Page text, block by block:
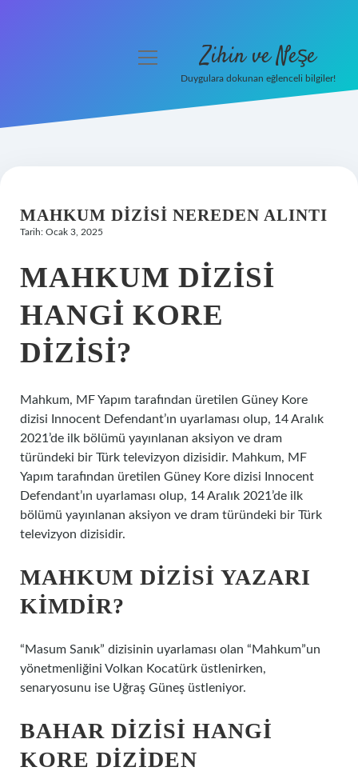
Hakkımızda
menüyü
Zihin ve Neşe
Duygulara dokunan eğlenceli bilgiler!
MAHKUM DIZISI NEREDEN ALINTI
Tarih: Ocak 3, 2025
MAHKUM DIZISI
HANGI KORE
DIZISI?
Mahkum, MF Yapım tarafından üretilen Güney Kore
dizisi Innocent Defendant’ın uyarlaması olup, 14 Aralık
2021’de ilk bölümü yayınlanan aksiyon ve dram
türündeki bir Türk televizyon dizisidir. Mahkum, MF
Yapım tarafından üretilen Güney Kore dizisi Innocent
Defendant’ın uyarlaması olup, 14 Aralık 2021’de ilk
bölümü yayınlanan aksiyon ve dram türündeki bir Türk
televizyon dizisidir.
MAHKUM DIZISI YAZARI
KIMDIR?
“Masum Sanık” dizisinin uyarlaması olan “Mahkum”un
yönetmenliğini Volkan Kocatürk üstlenirken,
senaryosunu ise Uğraş Güneş üstleniyor.
BAHAR DIZISI HANGI
KORE DIZIDEN